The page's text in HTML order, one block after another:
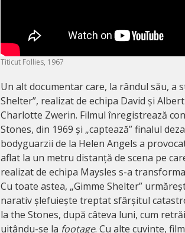
Titicut Follies, 1967
Un alt documentar care, la rândul său, a
Shelter”, realizat de echipa David și
Charlotte Zwerin. Filmul înregistrează
Stones, din 1969 și „captează” finalul
bodyguarzii de la Helen Angels a
aflat la un metru distanță de scena pe
realizat de echipa Maysles s-a
Cu toate astea, „Gimme Shelter”
narativ șlefuiește treptat sfârșitul
la the Stones, după câteva luni, cum
uitându-se la footage. Cu alte cuvinte,